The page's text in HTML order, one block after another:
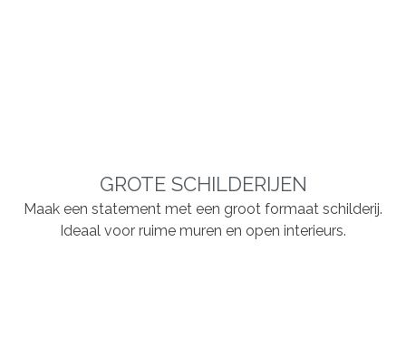
GROTE SCHILDERIJEN
Maak een statement met een groot formaat schilderij.
Ideaal voor ruime muren en open interieurs.